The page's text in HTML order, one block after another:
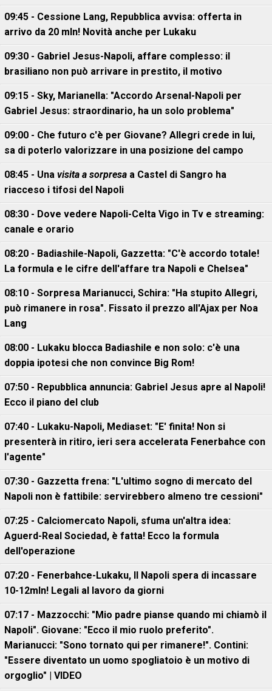
09:45 - Cessione Lang, Repubblica avvisa: offerta in
arrivo da 20 mln! Novità anche per Lukaku
09:30 - Gabriel Jesus-Napoli, affare complesso: il
brasiliano non può arrivare in prestito, il motivo
09:15 - Sky, Marianella: "Accordo Arsenal-Napoli per
Gabriel Jesus: straordinario, ha un solo problema"
09:00 - Che futuro c'è per Giovane? Allegri crede in lui,
sa di poterlo valorizzare in una posizione del campo
08:45 - Una visita a sorpresa a Castel di Sangro ha
riacceso i tifosi del Napoli
08:30 - Dove vedere Napoli-Celta Vigo in Tv e streaming:
canale e orario
08:20 - Badiashile-Napoli, Gazzetta: "C'è accordo totale!
La formula e le cifre dell'affare tra Napoli e Chelsea"
08:10 - Sorpresa Marianucci, Schira: "Ha stupito Allegri,
può rimanere in rosa". Fissato il prezzo all'Ajax per Noa
Lang
08:00 - Lukaku blocca Badiashile e non solo: c'è una
doppia ipotesi che non convince Big Rom!
07:50 - Repubblica annuncia: Gabriel Jesus apre al Napoli!
Ecco il piano del club
07:40 - Lukaku-Napoli, Mediaset: "E' finita! Non si
presenterà in ritiro, ieri sera accelerata Fenerbahce con
l'agente"
07:30 - Gazzetta frena: "L'ultimo sogno di mercato del
Napoli non è fattibile: servirebbero almeno tre cessioni"
07:25 - Calciomercato Napoli, sfuma un'altra idea:
Aguerd-Real Sociedad, è fatta! Ecco la formula
dell'operazione
07:20 - Fenerbahce-Lukaku, ll Napoli spera di incassare
10-12mln! Legali al lavoro da giorni
07:17 - Mazzocchi: "Mio padre pianse quando mi chiamò il
Napoli". Giovane: "Ecco il mio ruolo preferito".
Marianucci: "Sono tornato qui per rimanere!". Contini:
"Essere diventato un uomo spogliatoio è un motivo di
orgoglio" | VIDEO